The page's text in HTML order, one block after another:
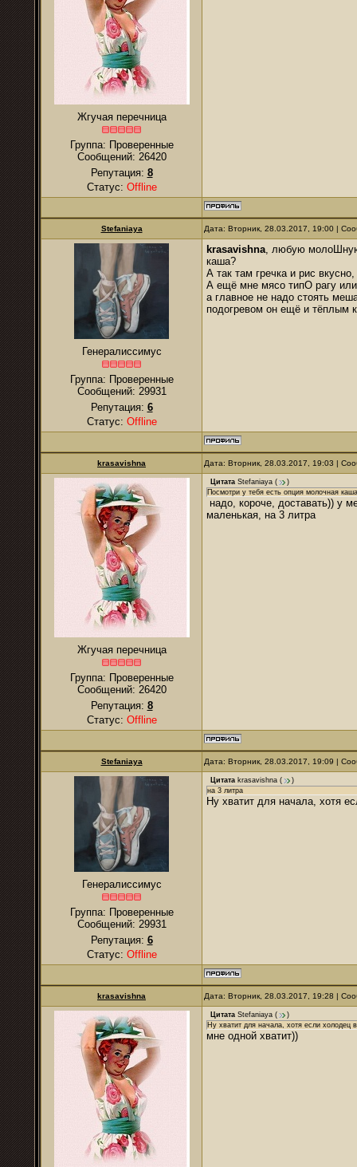
Жгучая перечница
Группа: Проверенные
Сообщений: 26420
Репутация: 8
Статус: Offline
Stefaniaya Дата: Вторник, 28.03.2017, 19:00 |
Генералиссимус
Группа: Проверенные
Сообщений: 29931
Репутация: 6
Статус: Offline
krasavishna, любую
каша?
А так там гречка и рис
А ещё мне мясо типО рагу или
а главное не надо стоять
подогревом он ещё и тёплым
krasavishna Дата: Вторник, 28.03.2017, 19:03 |
Жгучая перечница
Группа: Проверенные
Сообщений: 26420
Репутация: 8
Статус: Offline
Цитата Stefaniaya (
)
Посмотри у тебя есть опция молочная
надо, короче, доставать)) у
маленькая, на 3 литра
Stefaniaya Дата: Вторник, 28.03.2017, 19:09 |
Генералиссимус
Группа: Проверенные
Сообщений: 29931
Репутация: 6
Статус: Offline
Цитата krasavishna (
)
на 3 литра
Ну хватит для начала, хотя
krasavishna Дата: Вторник, 28.03.2017, 19:28 |
Цитата Stefaniaya (
)
Ну хватит для начала, хотя если холодец
мне одной хватит))